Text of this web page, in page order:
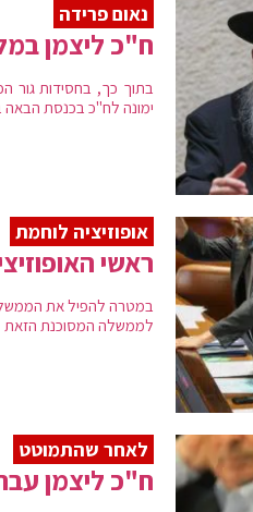
נאום פרידה
ח"כ ליצמן
בתוך כך, בחסידות גור
ימונה לח"כ בכנסת
אופוזיציה לוחמת
ראשי
במטרה להפיל את הממשלה
לממשלה המסוכנת הזאת
לאחר שהתמוטט
ח"כ ליצמן